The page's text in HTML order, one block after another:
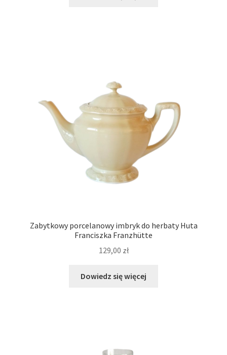
Zabytkowy porcelanowy imbryk do herbaty Huta
Franciszka Franzhütte
129,00 zł
Dowiedz się więcej